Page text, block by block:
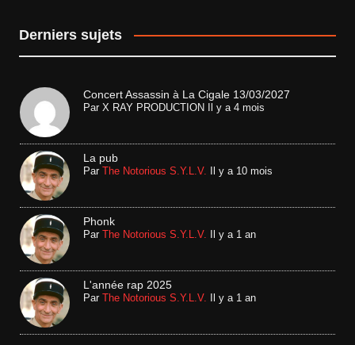
Derniers sujets
Concert Assassin à La Cigale 13/03/2027
Par X RAY PRODUCTION Il y a 4 mois
La pub
Par The Notorious S.Y.L.V. Il y a 10 mois
Phonk
Par The Notorious S.Y.L.V. Il y a 1 an
L'année rap 2025
Par The Notorious S.Y.L.V. Il y a 1 an